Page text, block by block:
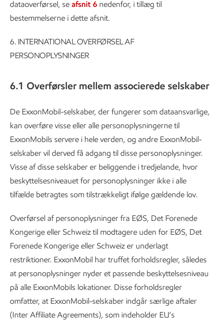
dataoverførsel, se afsnit 6 nedenfor, i tillæg til
bestemmelserne i dette afsnit.
6. INTERNATIONAL OVERFØRSEL AF
PERSONOPLYSNINGER
6.1 Overførsler mellem associerede selskaber
De ExxonMobil-selskaber, der fungerer som dataansvarlige,
kan overføre visse eller alle personoplysningerne til
ExxonMobils servere i hele verden, og andre ExxonMobil-
selskaber vil derved få adgang til disse personoplysninger.
Visse af disse selskaber er beliggende i tredjelande, hvor
beskyttelsesniveauet for personoplysninger ikke i alle
tilfælde betragtes som tilstrækkeligt ifølge gældende lov.
Overførsel af personoplysninger fra EØS, Det Forenede
Kongerige eller Schweiz til modtagere uden for EØS, Det
Forenede Kongerige eller Schweiz er underlagt
restriktioner. ExxonMobil har truffet forholdsregler, således
at personoplysninger nyder et passende beskyttelsesniveau
på alle ExxonMobils lokationer. Disse forholdsregler
omfatter, at ExxonMobil-selskaber indgår særlige aftaler
(Inter Affiliate Agreements), som indeholder EU’s